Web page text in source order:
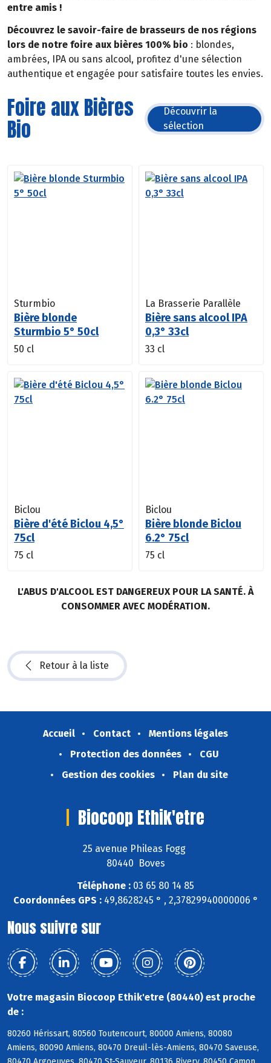
entre amis !
Découvrez le savoir-faire de brasseurs de nos régions
lors de notre foire aux bières 100% bio : blondes,
ambrées, IPA ou sans alcool, profitez d'une sélection
authentique et engagée pour satisfaire toutes les envies.
Foire aux Bières
Bio
Découvrir la
sélection
Sturmbio
Bière blonde
Sturmbio 5° 50cl
50 cl
La Brasserie Parallèle
Bière sans alcool IPA
0,3° 33cl
33 cl
Biclou
Bière d'été Biclou 4,5°
75cl
75 cl
Biclou
Bière blonde Biclou
6.2° 75cl
75 cl
L'ABUS D'ALCOOL EST DANGEREUX POUR LA SANTÉ. À
CONSOMMER AVEC MODÉRATION.
Retour à la liste
Accueil Contact
Mentions légales
Protection des données
CGU
Gestion des cookies
Plan du site
Biocoop Ethik'etre
25 avenue Phileas Fogg
80440 Boves
Téléphone : 03 65 80 14 85
Coordonnées GPS :49,8628245 ° , 2,37829940000006 °
Nous suivre sur
Votre magasin Biocoop Ethik'etre (80440) est proche
de :
80260 Hérissart, 80560 Toutencourt, 80000 Amiens, 80080
Amiens, 80090 Amiens, 80470 Dreuil-lès-Amiens, 80470 Saveuse,